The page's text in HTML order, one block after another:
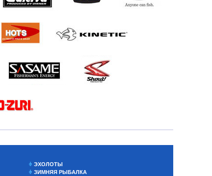
ЭХОЛОТЫ
ЗИМНЯЯ РЫБАЛКА